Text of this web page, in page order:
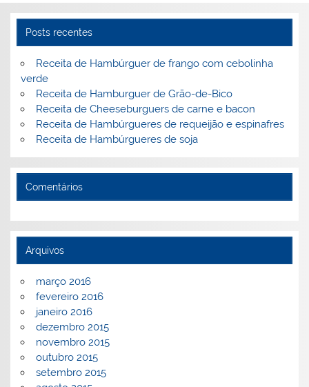
o
k
l
Posts recentes
Receita de Hambúrguer de frango com cebolinha
verde
Receita de Hamburguer de Grão-de-Bico
Receita de Cheeseburguers de carne e bacon
Receita de Hambúrgueres de requeijão e espinafres
Receita de Hambúrgueres de soja
Comentários
Arquivos
março 2016
fevereiro 2016
janeiro 2016
dezembro 2015
novembro 2015
outubro 2015
setembro 2015